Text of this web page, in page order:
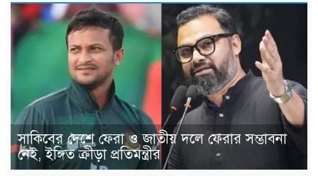
সাকিবের দেশে ফেরা ও জাতীয় দলে ফেরার সম্ভাবনা
নেই, ইঙ্গিত ক্রীড়া প্রতিমন্ত্রীর